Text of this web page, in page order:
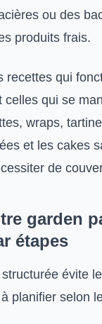
ou des
produits frais.
recettes qui
celles qui se
wraps,
et les cakes
de
garden
étapes
évite
planifier selon